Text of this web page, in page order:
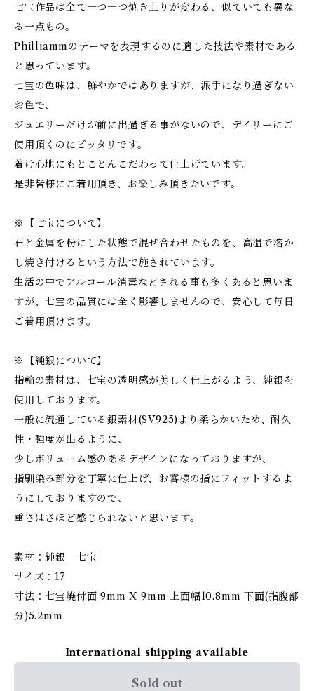
七宝作品は全て一つ一つ焼き上りが変わる、似ていても異な
る一点もの。
Philliammのテーマを表現するのに適した技法や素材である
と思っています。
七宝の色味は、鮮やかではありますが、派手になり過ぎない
お色で、
ジュエリーだけが前に出過ぎる事がないので、デイリーにご
使用頂くのにピッタリです。
着け心地にもとことんこだわって仕上げています。
是非皆様にご着用頂き、お楽しみ頂きたいです。
※【七宝について】
石と金属を粉にした状態で混ぜ合わせたものを、高温で溶か
し焼き付けるという方法で施されています。
生活の中でアルコール消毒などされる事も多くあると思いま
すが、七宝の品質には全く影響しませんので、安心して毎日
ご着用頂けます。
※【純銀について】
指輪の素材は、七宝の透明感が美しく仕上がるよう、純銀を
使用しております。
一般に流通している銀素材(SV925)より柔らかいため、耐久
性・強度が出るように、
少しボリューム感のあるデザインになっておりますが、
指馴染み部分を丁寧に仕上げ、お客様の指にフィットするよ
うにしておりますので、
重さはさほど感じられないと思います。
素材：純銀 七宝
サイズ：17
寸法：七宝焼付面 9mm X 9mm 上面幅10.8mm 下面(指腹部
分)5.2mm
International shipping available
Sold out